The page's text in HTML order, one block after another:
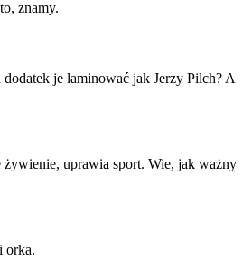
znamy.
je laminować jak Jerzy Pilch? A
żywienie, uprawia sport. Wie, jak ważny
orka.